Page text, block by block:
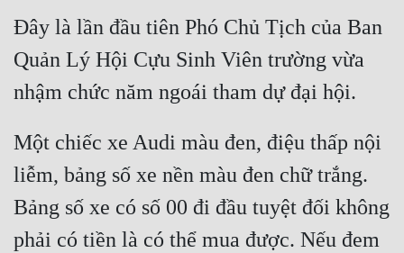
Đây là lần đầu tiên Phó Chủ Tịch của Ban
Quản Lý Hội Cựu Sinh Viên trường vừa
nhậm chức năm ngoái tham dự đại hội.
Một chiếc xe Audi màu đen, điệu thấp nội
liễm, bảng số xe nền màu đen chữ trắng.
Bảng số xe có số 00 đi đầu tuyệt đối không
phải có tiền là có thể mua được. Nếu đem